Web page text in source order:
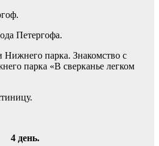
Петергофа.
Нижнего парка. Знакомство с
парка «В сверканье легком
4 день.